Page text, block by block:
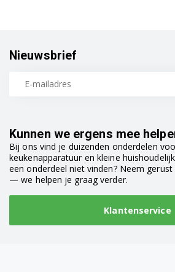
Kunnen we ergens mee
Bij ons vind je duizenden onderdelen
keukenapparatuur en kleine
een onderdeel niet vinden? Neem
— we helpen je graag verder.
Klantenservice
Nieuwsbrief